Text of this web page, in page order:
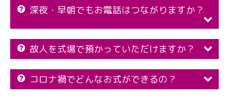
深夜・早朝でもお電話はつながりますか？
故人を式場で預かっていただけますか？
コロナ禍でどんなお式ができるの？